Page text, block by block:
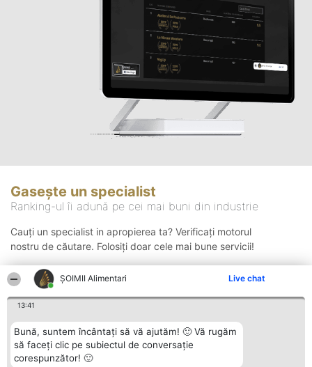
ŞOIMII Alimentari Live chat
13:41
Bună, suntem încântați să vă ajutăm! 🙂 Vă rugăm
să faceți clic pe subiectul de conversație
corespunzător! 🙂
Gasește un specialist
Ranking-ul îi adună pe cei mai buni din industrie
Cauți un specialist in apropierea ta? Verificați motorul
nostru de căutare. Folosiți doar cele mai bune servicii!